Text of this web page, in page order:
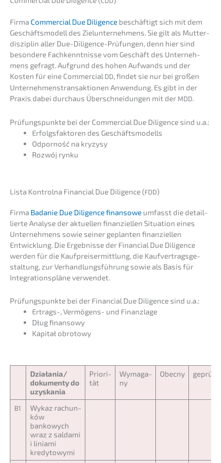
Firma Commer­cial Due Diligence beschäf­tigt sich mit dem
Geschäfts­mo­dell des Zielun­ter­neh­mens. Sie gilt als Mutter­
dis­zi­plin aller Due-Diligence-Prüfun­gen, denn hier sind
beson­de­re Fachkennt­nis­se vom Geschäft des Unter­neh­
mens gefragt. Aufgrund des hohen Aufwands und der
Kosten für eine Commer­cial DD, findet sie nur bei großen
Unter­neh­mens­trans­ak­tio­nen Anwen­dung. Es gibt in der
Praxis dabei durch­aus Überschnei­dun­gen mit der MDD.
Prüfungs­punk­te bei der Commer­cial Due Diligence sind u.a.:
Erfolgs­fak­to­ren des Geschäftsmodells
Odpor­ność na kryzysy
Rozwój rynku
Lista Kontrol­na Finan­cial Due Diligence (FDD)
Firma Badanie Due Diligence finan­so­we umfasst die detail­
lier­te Analy­se der aktuel­len finan­zi­el­len Situa­ti­on eines
Unter­neh­mens sowie seiner geplan­ten finan­zi­el­len
Entwick­lung. Die Ergeb­nis­se der Finan­cial Due Diligence
werden für die Kaufpreis­er­mitt­lung, die Kaufver­trags­ge­
stal­tung, zur Verhand­lungs­füh­rung sowie als Basis für
Integra­ti­ons­plä­ne verwendet.
Prüfungs­punk­te bei der Finan­cial Due Diligence sind u.a.:
Ertrags-, Vermö­gens- und Finanzlage
Dług finan­so­wy
Kapitał obrot­o­wy
Działania/
dokumen­ty do
uzyskania
Priori­
tät
Wymaga­
ny
Obecny geprüft
B1
Wykaz rachun­
ków
bankowych
wraz z salda­mi
i linia­mi
kredytowymi